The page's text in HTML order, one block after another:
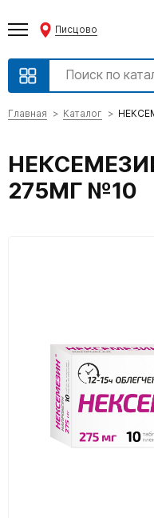
Писцово
Главная Каталог
275МГ №10